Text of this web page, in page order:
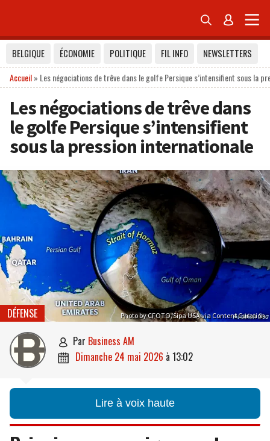
 
BELGIQUE ÉCONOMIE POLITIQUE FIL INFO
NEWSLETTERS
Accueil» Les négociations de trêve dans le golfe Persique s’intensifient sous la
Les négociations de trêve dans
le golfe Persique s’intensifient
sous la pression internationale
Photo by CFOTO/Sipa USA via Content Curation
DÉFENSE
 par Business AM
 dimanche 24 mai 2026 à 13:02
Lire à voix haute